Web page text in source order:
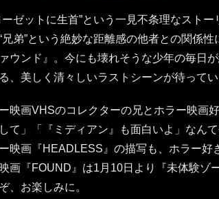
ーゼットに生首”という一見不条理なスト
兄弟”という絶妙な距離感の他者との関係
ァウンド』。今にも壊れそうな少年の毎日
、美しく清々しいラストシーンが待ってい
映画VHSのコレクターの兄とホラー映画
て」「『ミディアン』も面白いよ」なん
映画『HEADLESS』の描写も、ホラー好
画『FOUND』は1月10日より『未体験ゾ
、お楽しみに。